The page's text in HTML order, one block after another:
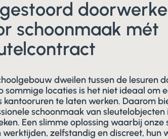
schoonmaak mét
dweilen tussen de lesuren
sommige locaties is het niet ideaal om
kantooruren te laten werken. Daarom
schoonmaak van
Een slimme oplossing waarbij onze
werktijden, zelfstandig en discreet, hun